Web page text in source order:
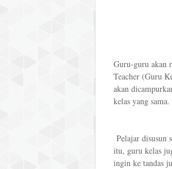
Guru-guru akan
Teacher (Guru
akan
kelas yang sama.
Pelajar disusun
itu, guru kelas
ingin ke tandas